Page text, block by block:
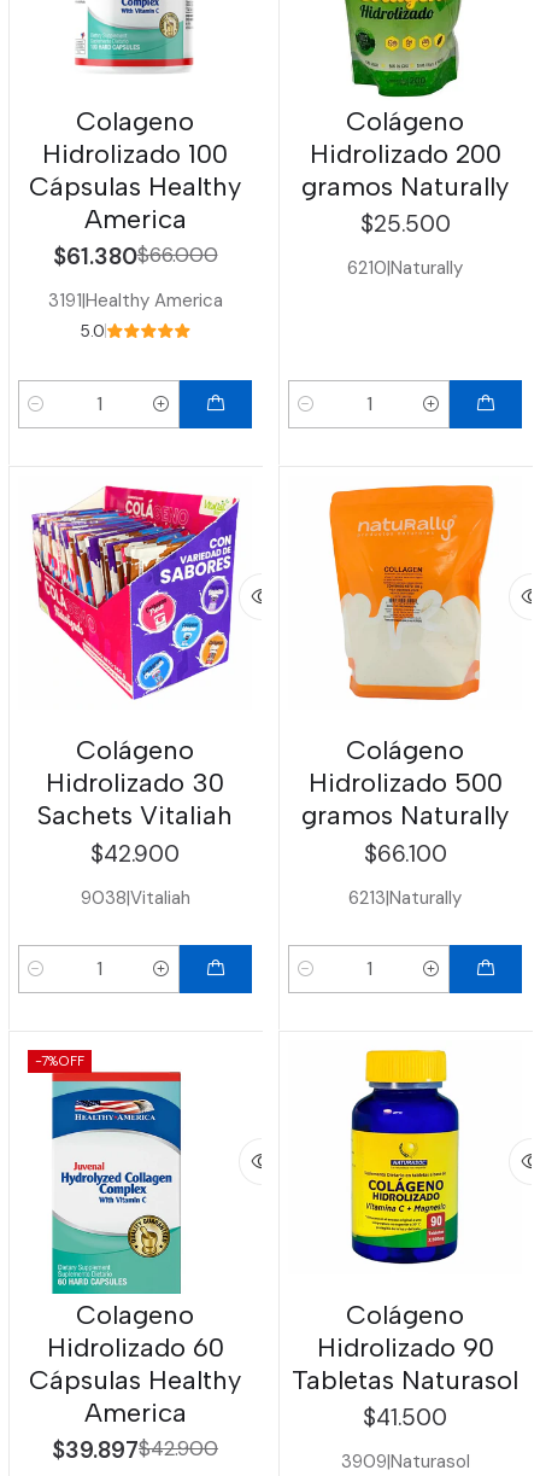
Colageno
Hidrolizado 100
Cápsulas Healthy
America
$61.380$66.000
3191|Healthy America
5.0
Cantidad
Colágeno
Hidrolizado 200
gramos Naturally
$25.500
6210|Naturally
Cantidad
Colágeno
Hidrolizado 30
Sachets Vitaliah
$42.900
9038|Vitaliah
Cantidad
Colágeno
Hidrolizado 500
gramos Naturally
$66.100
6213|Naturally
Cantidad
-7%OFF
Colageno
Hidrolizado 60
Cápsulas Healthy
America
$39.897$42.900
Colágeno
Hidrolizado 90
Tabletas Naturasol
$41.500
3909|Naturasol